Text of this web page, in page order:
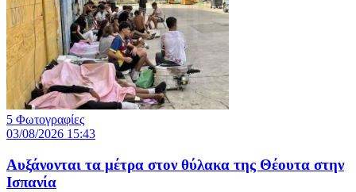
5 Φωτογραφίες
03/08/2026 15:43
Αυξάνονται τα μέτρα στον θύλακα της Θέουτα στην
Ισπανία